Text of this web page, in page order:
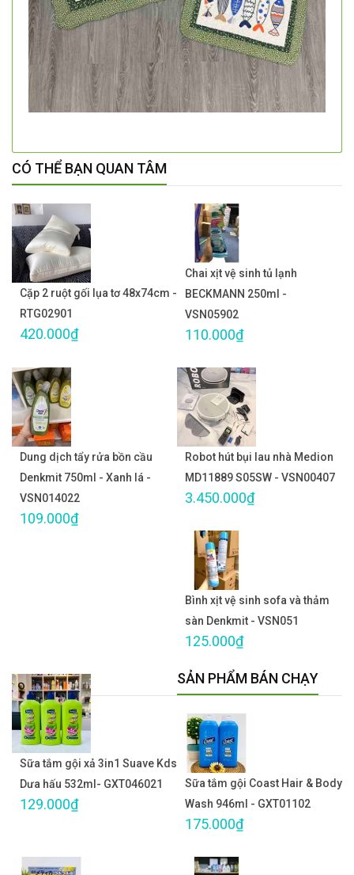
CÓ THỂ BẠN QUAN TÂM
Cặp 2 ruột gối lụa tơ 48x74cm -
RTG02901
420.000₫
Chai xịt vệ sinh tủ lạnh
BECKMANN 250ml -
VSN05902
110.000₫
Dung dịch tẩy rửa bồn cầu
Denkmit 750ml - Xanh lá -
VSN014022
109.000₫
Robot hút bụi lau nhà Medion
MD11889 S05SW - VSN00407
3.450.000₫
Bình xịt vệ sinh sofa và thảm
sàn Denkmit - VSN051
125.000₫
Sữa tắm gội xả 3in1 Suave Kds
Dưa hấu 532ml- GXT046021
129.000₫
SẢN PHẨM BÁN CHẠY
Sữa tắm gội Coast Hair & Body
Wash 946ml - GXT01102
175.000₫